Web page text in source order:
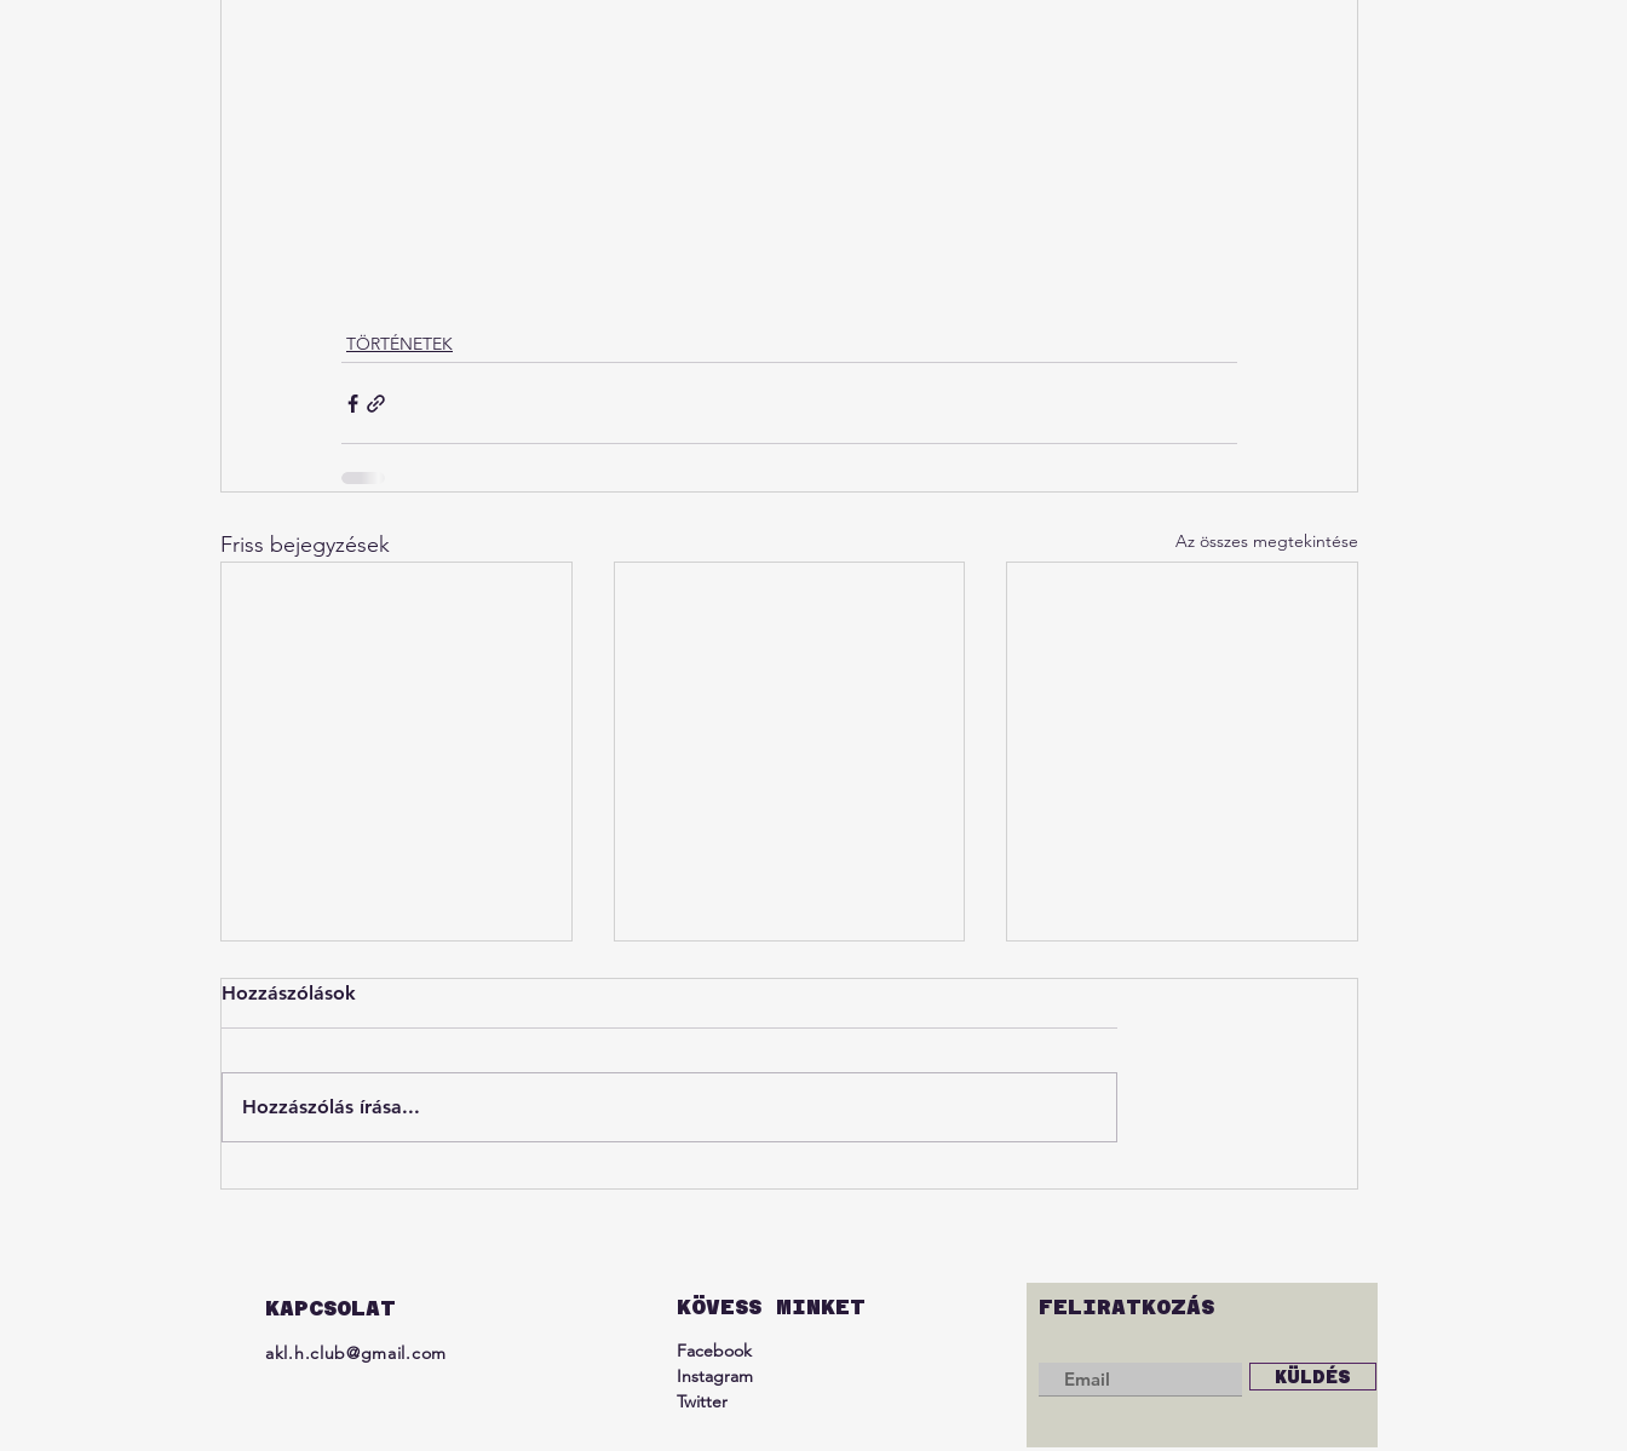
TÖRTÉNETEK
Friss bejegyzések Az összes megtekintése
Hozzászólások
Hozzászólás írása...
KAPCSOLAT
akl.h.club@gmail.com
KÖVESS MINKET
Facebook
Instagram
Twitter
FELIRATKOZÁS
KÜLDÉS